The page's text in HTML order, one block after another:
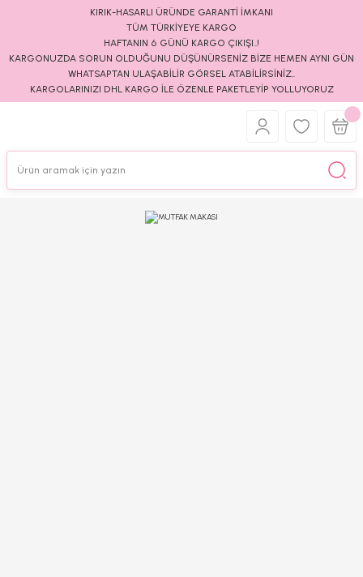
KIRIK-HASARLI ÜRÜNDE GARANTİ İMKANI
TÜM TÜRKİYEYE KARGO
HAFTANIN 6 GÜNÜ KARGO ÇIKIŞI..!
KARGONUZDA SORUN OLDUĞUNU DÜŞÜNÜRSENİZ BİZE HEMEN AYNI GÜN
WHATSAPTAN ULAŞABİLİR GÖRSEL ATABİLİRSİNİZ..
KARGOLARINIZI DHL KARGO İLE ÖZENLE PAKETLEYİP YOLLUYORUZ